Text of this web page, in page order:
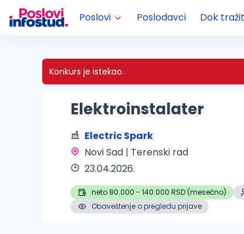
Poslovi Poslodavci Dok
Konkurs je istekao.
Elektroinstalater
Electric Spark
Novi Sad | Terenski rad
23.04.2026.
neto 80.000 - 140.000 RSD (mesečno)
Obaveštenje o pregledu prijave